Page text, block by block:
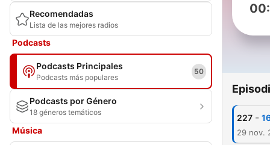
Recomendadas
Lista de las mejores radios
Podcasts
Podcasts Principales
Podcasts más populares
50
Podcasts por Género
18 géneros temáticos
Música
227 -
29 nov.